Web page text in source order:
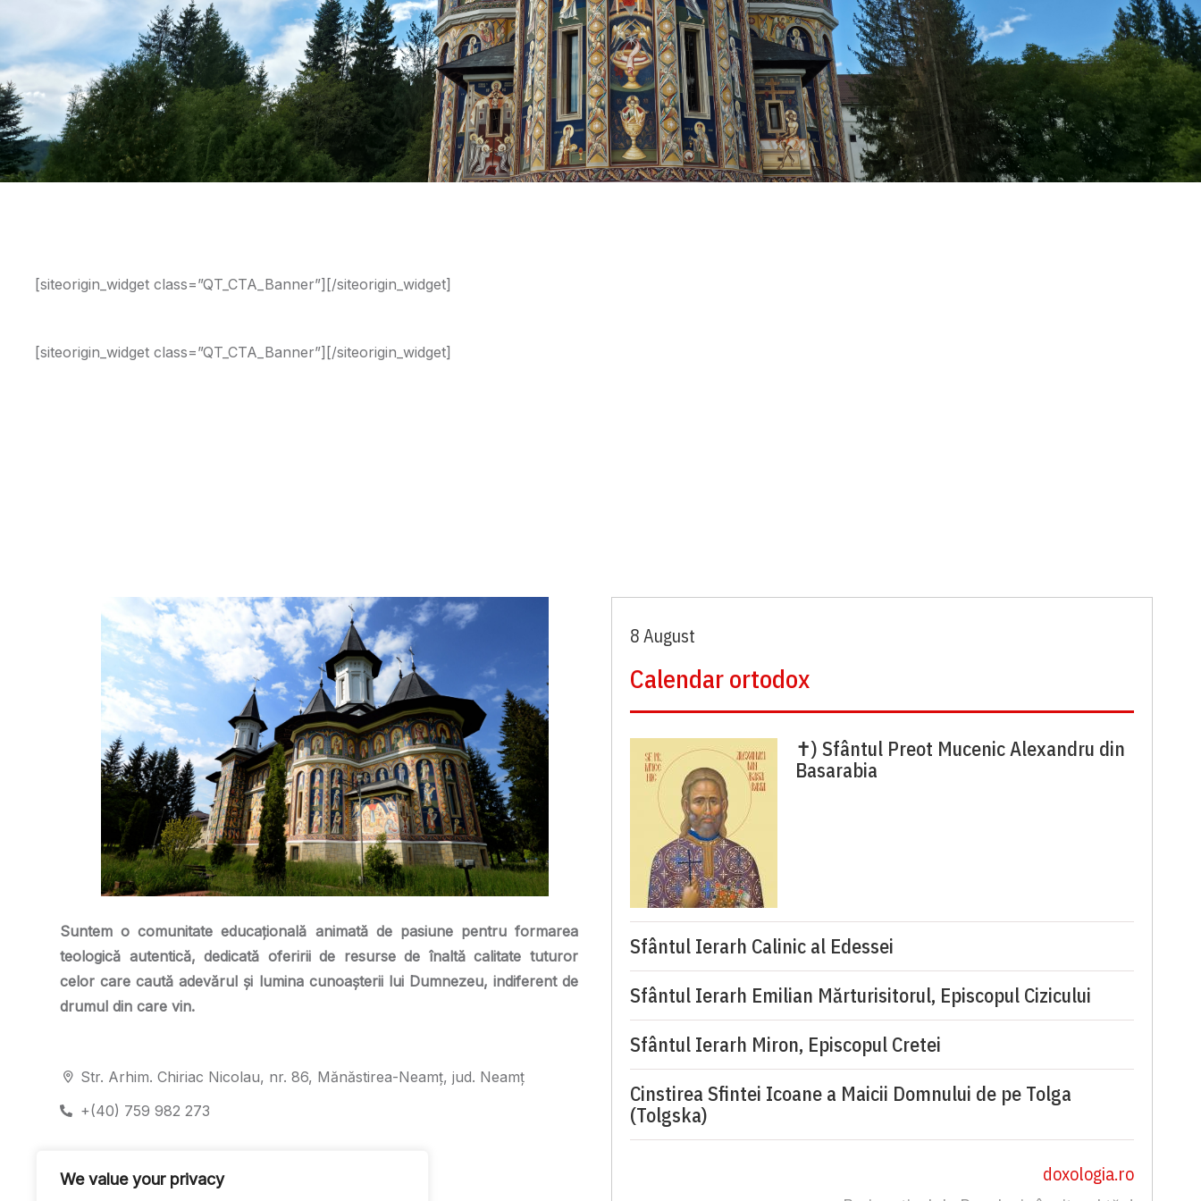
We value your privacy
[siteorigin_widget class=”QT_CTA_Banner”] [/siteorigin_widget]
[siteorigin_widget class=”QT_CTA_Banner”] [/siteorigin_widget]
Suntem o comunitate educațională animată de pasiune pentru formarea
teologică autentică, dedicată oferirii de resurse de înaltă calitate tuturor
celor care caută adevărul și lumina cunoașterii lui Dumnezeu, indiferent de
drumul din care vin.
Str. Arhim. Chiriac Nicolau, nr. 86, Mănăstirea-Neamț, jud. Neamț
+(40) 759 982 273
8 August
Calendar ortodox
✝) Sfântul Preot Mucenic Alexandru din
Basarabia
Sfântul Ierarh Calinic al Edessei
Sfântul Ierarh Emilian Mărturisitorul, Episcopul Cizicului
Sfântul Ierarh Miron, Episcopul Cretei
Cinstirea Sfintei Icoane a Maicii Domnului de pe Tolga
(Tolgska)
doxologia.ro